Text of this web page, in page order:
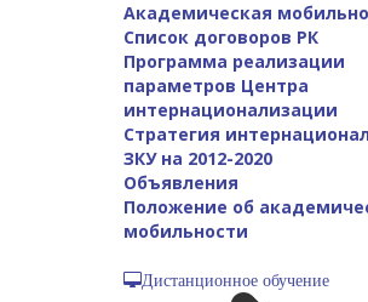
Академическая
Список договоров РК
Программа реализации
параметров Центра
интернационализации
Стратегия
ЗКУ на 2012-2020
Объявления
Положение об
мобильности
Дистанционное обучение